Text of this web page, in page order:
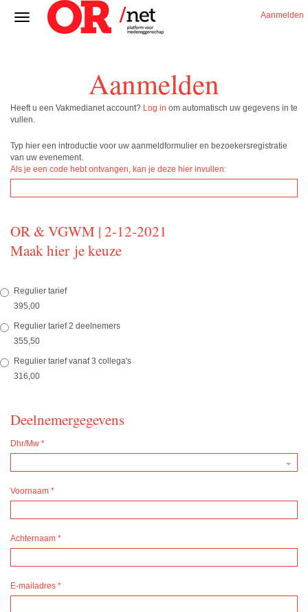
Aanmelden
Aanmelden
Heeft u een Vakmedianet account? Log in om automatisch uw gegevens in te
vullen.
Typ hier een introductie voor uw aanmeldformulier en bezoekersregistratie
van uw evenement.
Als je een code hebt ontvangen, kan je deze hier invullen:
OR & VGWM | 2-12-2021
Maak hier je keuze
Regulier tarief
395,00
Regulier tarief 2 deelnemers
355,50
Regulier tarief vanaf 3 collega's
316,00
Deelnemergegevens
Dhr/Mw *
Voornaam *
Achternaam *
E-mailadres *